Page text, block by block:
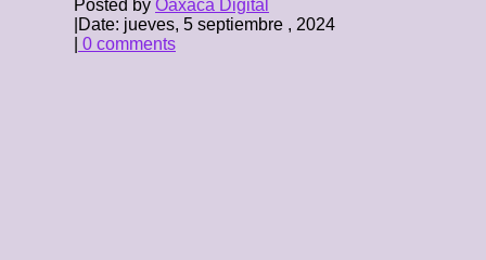
Posted by Oaxaca Digital
Date: jueves, 5 septiembre , 2024
0 comments